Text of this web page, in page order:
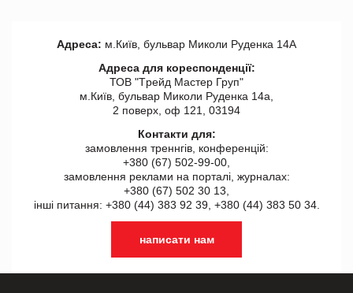
Адреса: м.Київ, бульвар Миколи Руденка 14А
Адреса для кореспонденції:
ТОВ "Tрейд Мастер Груп"
м.Київ, бульвар Миколи Руденка 14а,
2 поверх, оф 121, 03194
Контакти для:
замовлення треннгів, конференцій:
+380 (67) 502-99-00,
замовлення реклами на порталі, журналах:
+380 (67) 502 30 13,
інші питання: +380 (44) 383 92 39, +380 (44) 383 50 34.
написати нам